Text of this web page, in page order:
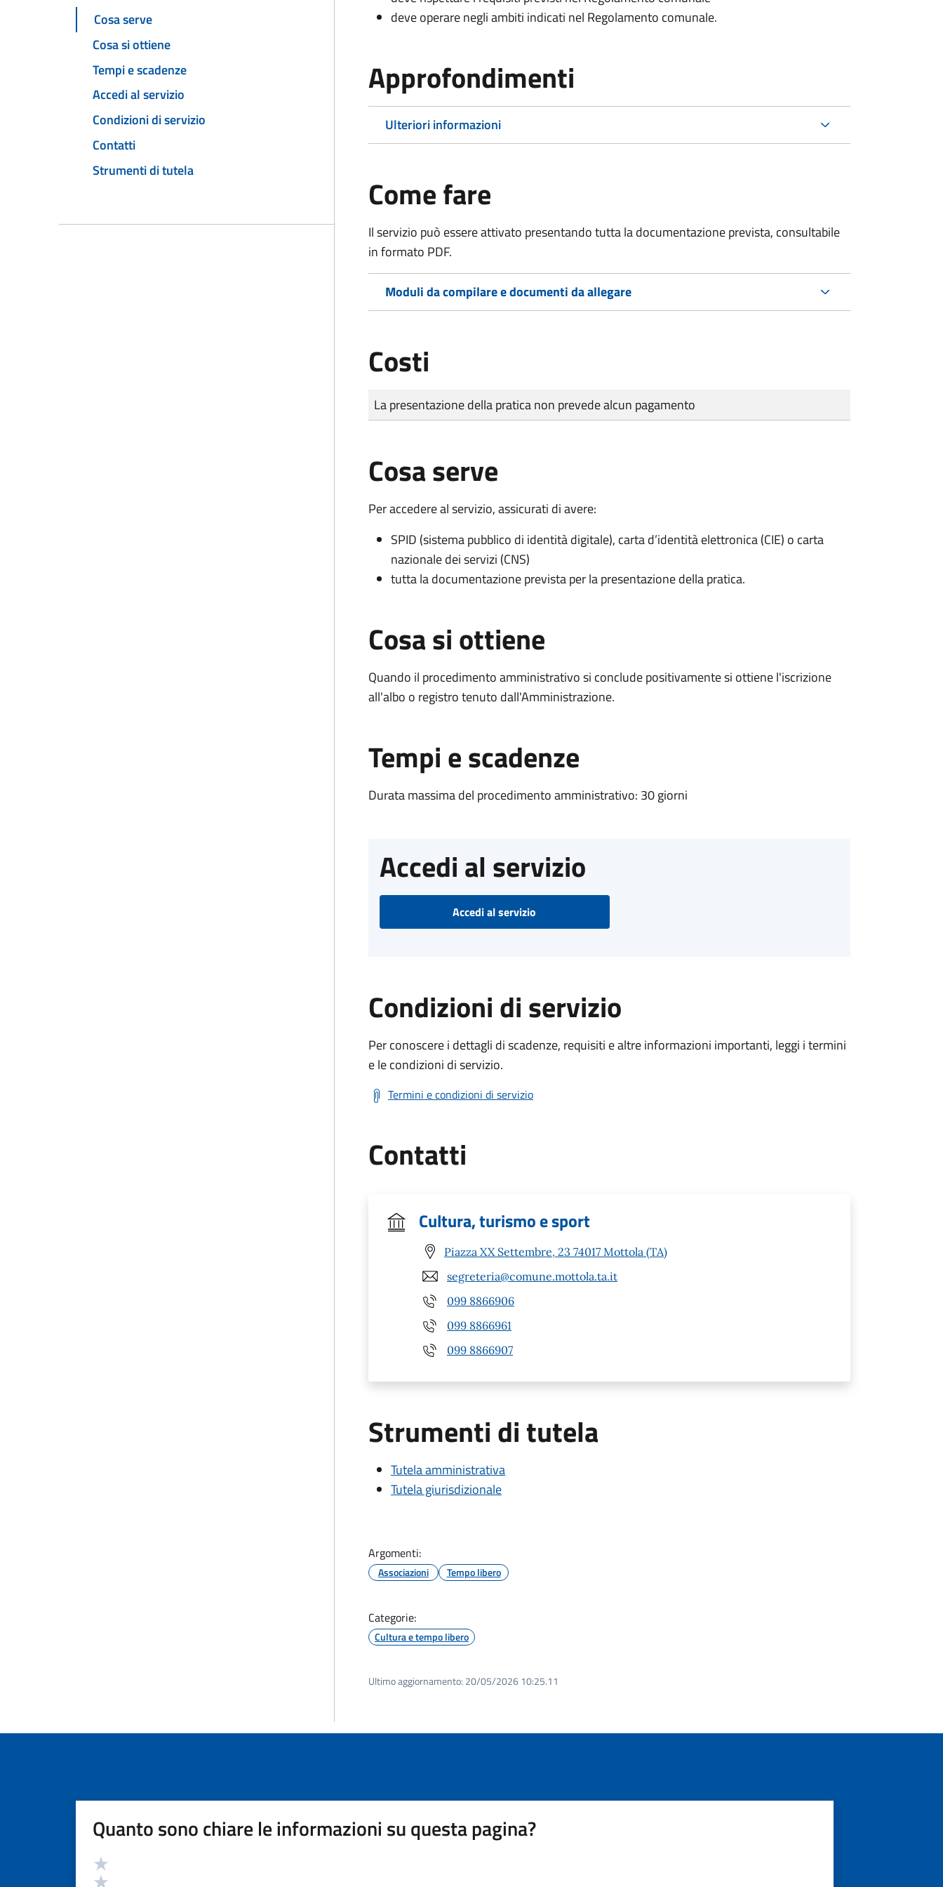
Cosa serve
Cosa si ottiene
Tempi e scadenze
Accedi al servizio
Condizioni di servizio
Contatti
Strumenti di tutela
deve operare negli ambiti indicati nel Regolamento comunale.
Approfondimenti
Ulteriori informazioni
Come fare
Il servizio può essere attivato presentando tutta la documentazione prevista, consultabile
in formato PDF.
Moduli da compilare e documenti da allegare
Costi
Tipo di pagamento
Importo
La presentazione della pratica non prevede alcun pagamento
Cosa serve
Per accedere al servizio, assicurati di avere:
SPID (sistema pubblico di identità digitale), carta d’identità elettronica (CIE) o carta
nazionale dei servizi (CNS)
tutta la documentazione prevista per la presentazione della pratica.
Cosa si ottiene
Quando il procedimento amministrativo si conclude positivamente si ottiene l'iscrizione
all'albo o registro tenuto dall'Amministrazione.
Tempi e scadenze
Durata massima del procedimento amministrativo: 30 giorni
Accedi al servizio
Accedi al servizio
Condizioni di servizio
Per conoscere i dettagli di scadenze, requisiti e altre informazioni importanti, leggi i termini
e le condizioni di servizio.
Termini e condizioni di servizio
Contatti
Cultura, turismo e sport
Piazza XX Settembre, 23 74017 Mottola (TA)
segreteria@comune.mottola.ta.it
099 8866906
099 8866961
099 8866907
Strumenti di tutela
Tutela amministrativa
Tutela giurisdizionale
Argomenti:
Associazioni Tempo libero
Categorie:
Cultura e tempo libero
Ultimo aggiornamento: 20/05/2026 10:25.11
Quanto sono chiare le informazioni su questa pagina?
Valutazione